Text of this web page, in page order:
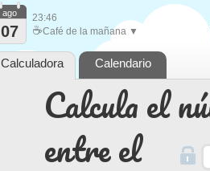
Calcula el
entre el
ago
07
23:46
☕Café de la mañana ▼
Calculadora Calendario